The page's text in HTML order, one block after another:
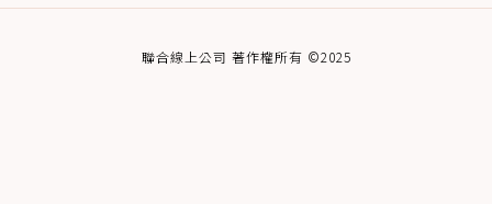
聯合線上公司 著作權所有 ©2025